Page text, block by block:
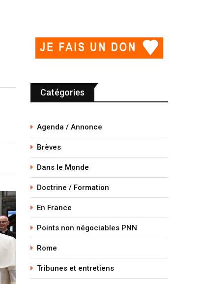
Catégories
Agenda / Annonce
Brèves
Dans le Monde
Doctrine / Formation
En France
Points non négociables PNN
Rome
Tribunes et entretiens